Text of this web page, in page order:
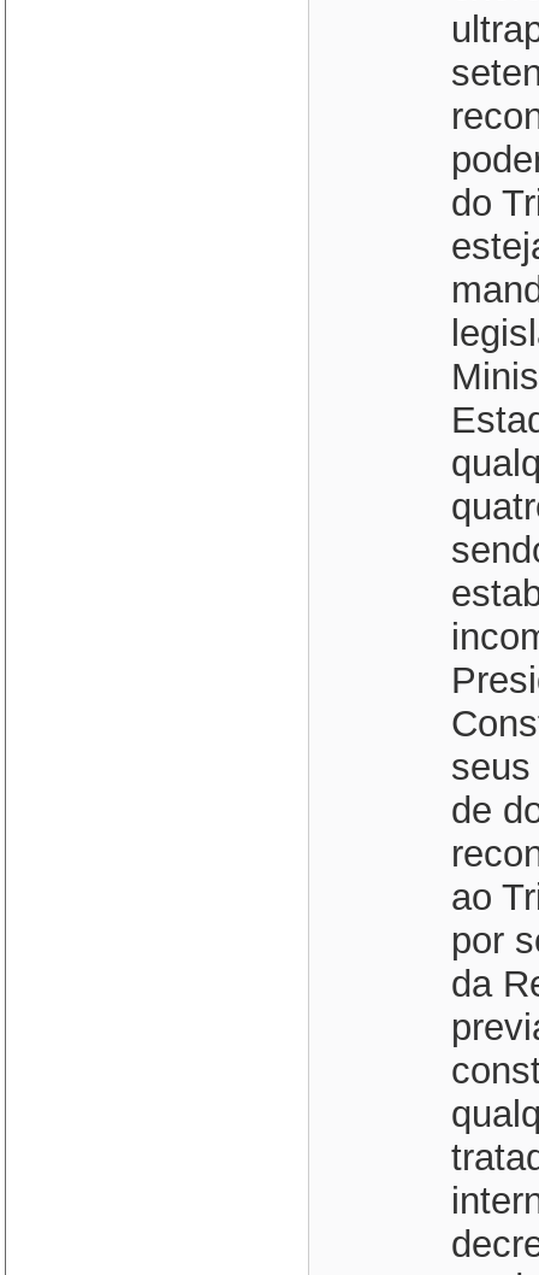
do
de
ao
por
da